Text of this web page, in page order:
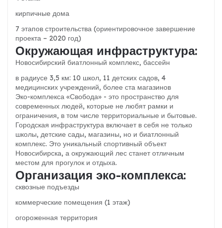
кирпичные дома
7 этапов строительства (ориентировочное завершение
проекта – 2020 год)
Окружающая инфраструктура:
Новосибирский биатлонный комплекс, бассейн
в радиусе 3,5 км: 10 школ, 11 детских садов, 4
медицинских учреждений, более ста магазинов
Эко-комплекса «Свобода» - это пространство для
современных людей, которые не любят рамки и
ограничения, в том числе территориальные и бытовые.
Городская инфраструктура включает в себя не только
школы, детские сады, магазины, но и биатлонный
комплекс. Это уникальный спортивный объект
Новосибирска, а окружающий лес станет отличным
местом для прогулок и отдыха.
Организация эко-комплекса:
сквозные подъезды
коммерческие помещения (1 этаж)
огороженная территория